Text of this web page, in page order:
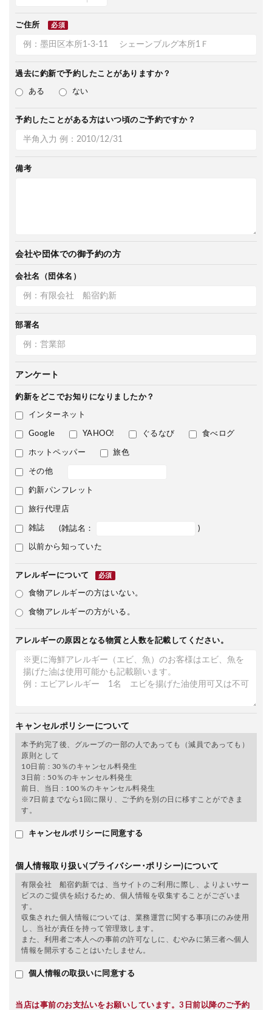
ご住所 必須
過去に釣新で予約したことがありますか？
ある ない
予約したことがある方はいつ頃のご予約ですか？
備考
会社や団体での御予約の方
会社名（団体名）
部署名
アンケート
釣新をどこでお知りになりましたか？
インターネット
Google YAHOO! ぐるなび 食べログ
ホットペッパー 旅色
その他
釣新パンフレット
旅行代理店
雑誌 (雑誌名： )
以前から知っていた
アレルギーについて 必須
食物アレルギーの方はいない。
食物アレルギーの方がいる。
アレルギーの原因となる物質と人数を記載してください。
キャンセルポリシーについて
本予約完了後、グループの一部の人であっても（減員であっても）
原則として
10日前 : 30％のキャンセル料発生
3日前 : 50％のキャンセル料発生
前日、当日 : 100％のキャンセル料発生
※7日前までなら1回に限り、ご予約を別の日に移すことができま
す。
キャンセルポリシーに同意する
個人情報取り扱い(プライバシー･ポリシー)について
有限会社 船宿釣新では、当サイトのご利用に際し、よりよいサー
ビスのご提供を続けるため、個人情報を収集することがございま
す。
収集された個人情報については、業務運営に関する事項にのみ使用
し、当社が責任を持って管理致します。
また、利用者ご本人への事前の許可なしに、むやみに第三者へ個人
情報を開示することはいたしません。
個人情報の取扱いに同意する
当店は事前のお支払いをお願いしています。3日前以降のご予約